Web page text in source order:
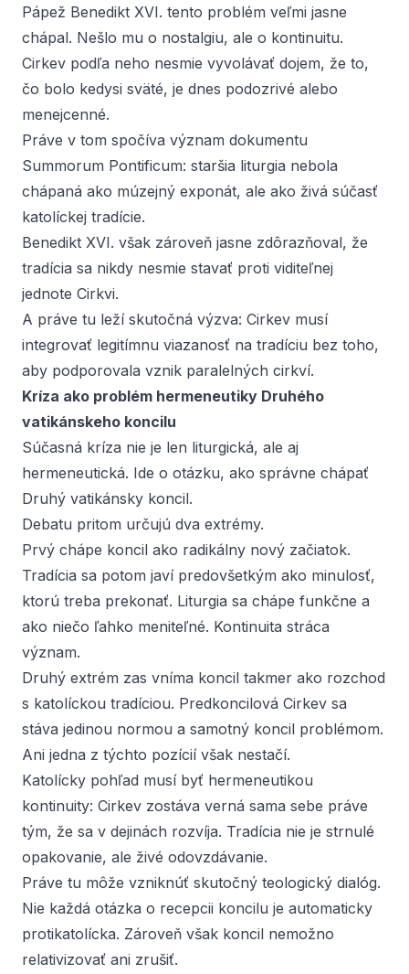
Pápež Benedikt XVI. tento problém veľmi jasne
chápal. Nešlo mu o nostalgiu, ale o kontinuitu.
Cirkev podľa neho nesmie vyvolávať dojem, že to,
čo bolo kedysi sväté, je dnes podozrivé alebo
menejcenné.
Práve v tom spočíva význam dokumentu
Summorum Pontificum: staršia liturgia nebola
chápaná ako múzejný exponát, ale ako živá súčasť
katolíckej tradície.
Benedikt XVI. však zároveň jasne zdôrazňoval, že
tradícia sa nikdy nesmie stavať proti viditeľnej
jednote Cirkvi.
A práve tu leží skutočná výzva: Cirkev musí
integrovať legitímnu viazanosť na tradíciu bez toho,
aby podporovala vznik paralelných cirkví.
Kríza ako problém hermeneutiky Druhého
vatikánskeho koncilu
Súčasná kríza nie je len liturgická, ale aj
hermeneutická. Ide o otázku, ako správne chápať
Druhý vatikánsky koncil.
Debatu pritom určujú dva extrémy.
Prvý chápe koncil ako radikálny nový začiatok.
Tradícia sa potom javí predovšetkým ako minulosť,
ktorú treba prekonať. Liturgia sa chápe funkčne a
ako niečo ľahko meniteľné. Kontinuita stráca
význam.
Druhý extrém zas vníma koncil takmer ako rozchod
s katolíckou tradíciou. Predkoncilová Cirkev sa
stáva jedinou normou a samotný koncil problémom.
Ani jedna z týchto pozícií však nestačí.
Katolícky pohľad musí byť hermeneutikou
kontinuity: Cirkev zostáva verná sama sebe práve
tým, že sa v dejinách rozvíja. Tradícia nie je strnulé
opakovanie, ale živé odovzdávanie.
Práve tu môže vzniknúť skutočný teologický dialóg.
Nie každá otázka o recepcii koncilu je automaticky
protikatolícka. Zároveň však koncil nemožno
relativizovať ani zrušiť.